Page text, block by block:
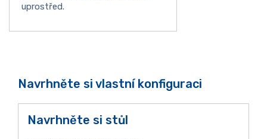
uprostřed.
Navrhněte si vlastní konfiguraci
Navrhněte si stůl